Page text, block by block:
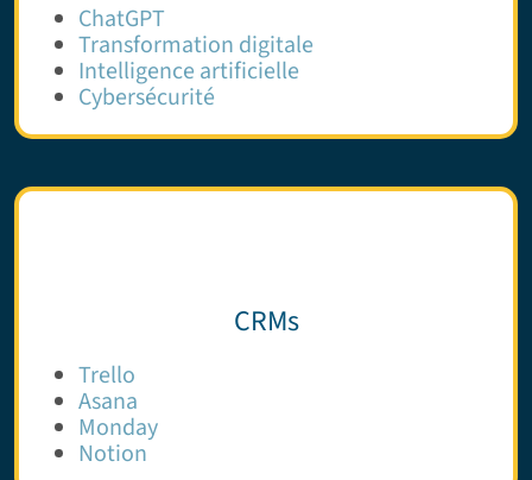
ChatGPT
Transformation digitale
Intelligence artificielle
Cybersécurité
CRMs
Trello
Asana
Monday
Notion